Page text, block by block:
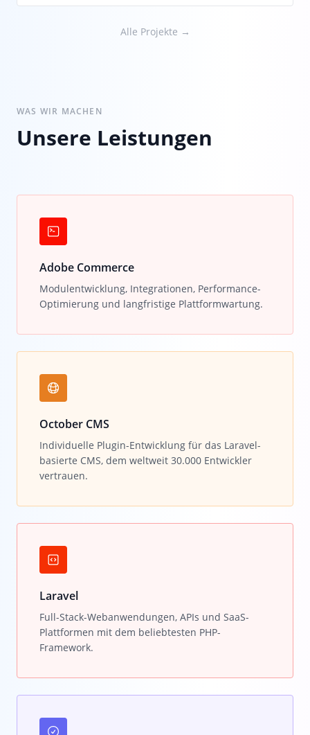
Alle Projekte →
WAS WIR MACHEN
Unsere Leistungen
Adobe Commerce
Modulentwicklung, Integrationen, Performance-
Optimierung und langfristige Plattformwartung.
October CMS
Individuelle Plugin-Entwicklung für das Laravel-
basierte CMS, dem weltweit 30.000 Entwickler
vertrauen.
Laravel
Full-Stack-Webanwendungen, APIs und SaaS-
Plattformen mit dem beliebtesten PHP-
Framework.